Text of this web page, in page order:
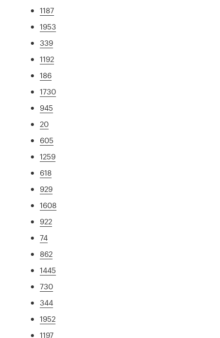
1187
1953
339
1192
186
1730
945
20
605
1259
618
929
1608
922
74
862
1445
730
344
1952
1197